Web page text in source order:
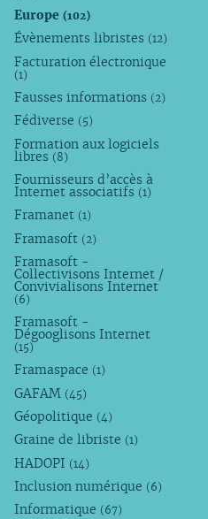
Europe(102)
Évènements libristes (12)
Facturation électronique
(1)
Fausses informations (2)
Fédiverse (5)
Formation aux logiciels
libres (8)
Fournisseurs d’accès à
Internet associatifs (1)
Framanet (1)
Framasoft (2)
Framasoft -
Collectivisons Internet /
Convivialisons Internet
(6)
Framasoft -
Dégooglisons Internet
(15)
Framaspace (1)
GAFAM (45)
Géopolitique (4)
Graine de libriste (1)
HADOPI (14)
Inclusion numérique (6)
Informatique (67)